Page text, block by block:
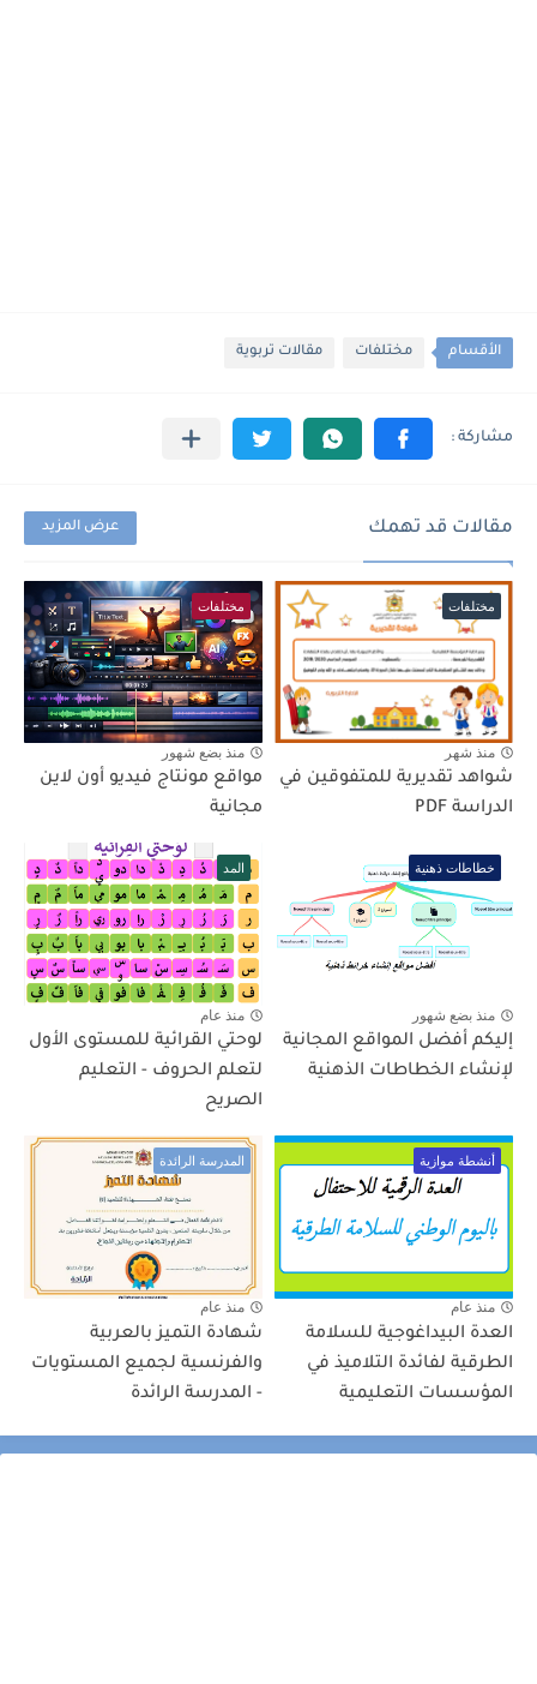
الأقسام مختلفات مقالات تربوية
مقالات قد تهمك عرض المزيد
مختلفات
منذ شهر
شواهد تقديرية للمتفوقين في
الدراسة PDF
مختلفات
منذ بضع شهور
مواقع مونتاج فيديو أون لاين
مجانية
خطاطات ذهنية
منذ بضع شهور
إليكم أفضل المواقع المجانية
لإنشاء الخطاطات الذهنية
المد
منذ عام
لوحتي القرائية للمستوى الأول
لتعلم الحروف - التعليم
الصريح
أنشطة موازية
منذ عام
العدة البيداغوجية للسلامة
الطرقية لفائدة التلاميذ في
المؤسسات التعليمية
المدرسة الرائدة
منذ عام
شهادة التميز بالعربية
والفرنسية لجميع المستويات
- المدرسة الرائدة